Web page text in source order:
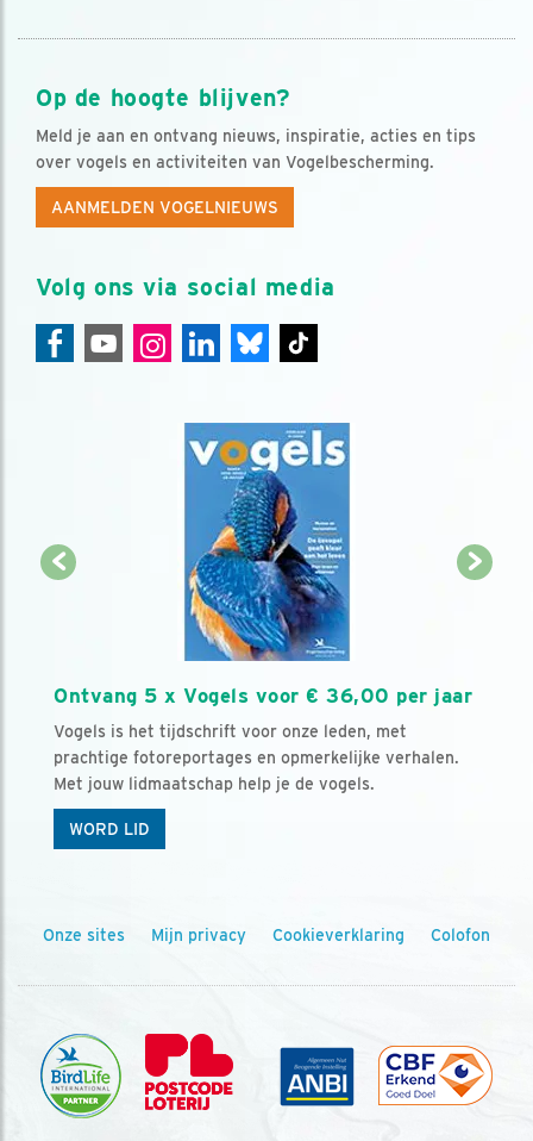
Op de hoogte blijven?
Meld je aan en ontvang nieuws, inspiratie, acties en tips
over vogels en activiteiten van Vogelbescherming.
AANMELDEN VOGELNIEUWS
Volg ons via social media
Ontvang 5 x Vogels voor € 36,00 per jaar
Vogels is het tijdschrift voor onze leden, met
prachtige fotoreportages en opmerkelijke verhalen.
Met jouw lidmaatschap help je de vogels.
WORD LID
Onze sites Mijn privacy Cookieverklaring Colofon